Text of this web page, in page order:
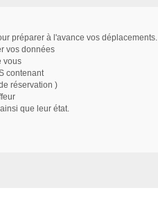
préparer à l'avance vos déplacements.
vos données
vous
contenant
réservation )
que leur état.